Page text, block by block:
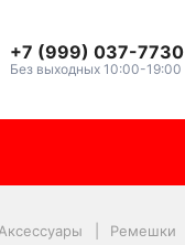
+7 (999) 037-7730
Без выходных 10:00-19:00
Аксессуары Ремешки